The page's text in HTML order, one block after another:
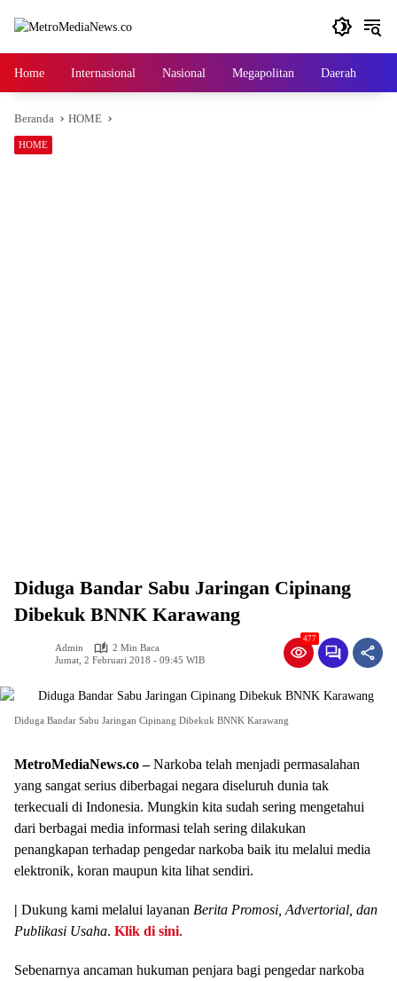
Home Internasional Nasional Megapolitan Daerah
Beranda HOME
HOME
Diduga Bandar Sabu Jaringan Cipinang
Dibekuk BNNK Karawang
Admin
2 Min Baca
Jumat, 2 Februari 2018 - 09:45 WIB
477
Diduga Bandar Sabu Jaringan Cipinang Dibekuk BNNK Karawang
MetroMediaNews.co –Narkoba telah menjadi permasalahan
yang sangat serius diberbagai negara diseluruh dunia tak
terkecuali di Indonesia. Mungkin kita sudah sering mengetahui
dari berbagai media informasi telah sering dilakukan
penangkapan terhadap pengedar narkoba baik itu melalui media
elektronik, koran maupun kita lihat sendiri.
| Dukung kami melalui layanan Berita Promosi, Advertorial, dan
Publikasi Usaha. Klik di sini.
Sebenarnya ancaman hukuman penjara bagi pengedar narkoba